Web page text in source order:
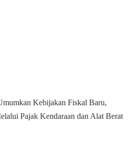
Kebijakan Fiskal Baru,
Pajak Kendaraan dan Alat Berat